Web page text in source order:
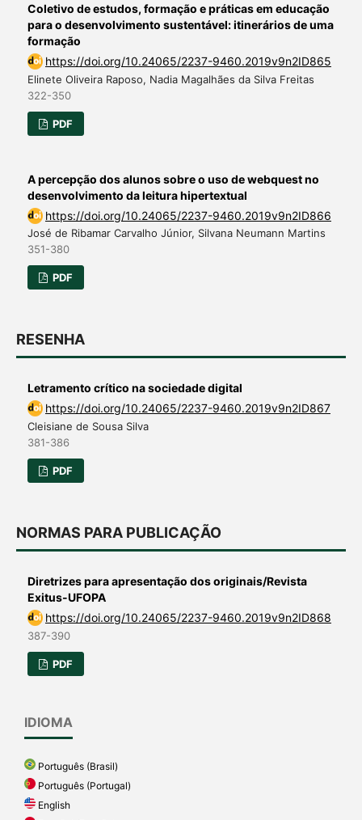
Coletivo de estudos, formação e práticas em educação
para o desenvolvimento sustentável: itinerários de uma
formação
https://doi.org/10.24065/2237-9460.2019v9n2ID865
Elinete Oliveira Raposo, Nadia Magalhães da Silva Freitas
322-350
PDF
A percepção dos alunos sobre o uso de webquest no
desenvolvimento da leitura hipertextual
https://doi.org/10.24065/2237-9460.2019v9n2ID866
José de Ribamar Carvalho Júnior, Silvana Neumann Martins
351-380
PDF
RESENHA
Letramento crítico na sociedade digital
https://doi.org/10.24065/2237-9460.2019v9n2ID867
Cleisiane de Sousa Silva
381-386
PDF
NORMAS PARA PUBLICAÇÃO
Diretrizes para apresentação dos originais/Revista
Exitus-UFOPA
https://doi.org/10.24065/2237-9460.2019v9n2ID868
387-390
PDF
IDIOMA
Português (Brasil)
Português (Portugal)
English